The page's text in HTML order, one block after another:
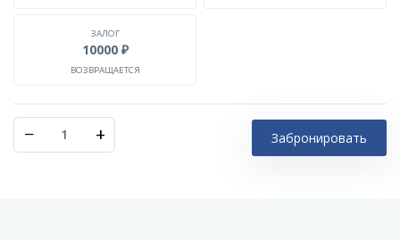
ЗАЛОГ
10000 ₽
ВОЗВРАЩАЕТСЯ
− + Забронировать